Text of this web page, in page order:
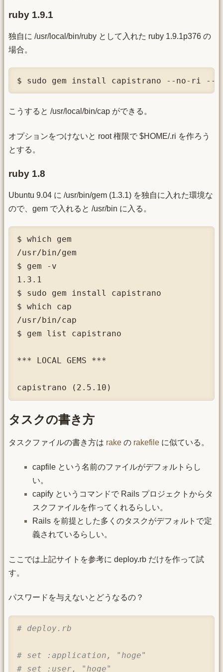
ruby 1.9.1
独自に /usr/local/bin/ruby として入れた ruby 1.9.1p376 の
場合。
$ sudo gem install capistrano --no-ri --
こうすると /usr/local/bin/cap ができる。
オプションをつけないと root 権限で $HOME/.ri を作ろう
とする。
ruby 1.8
Ubuntu 9.04 に /usr/bin/gem (1.3.1) を独自に入れた環境な
ので、gem で入れると /usr/bin に入る。
$ which gem
/usr/bin/gem
$ gem -v
1.3.1
$ sudo gem install capistrano
$ which cap
/usr/bin/cap
$ gem list capistrano
*** LOCAL GEMS ***
capistrano (2.5.10)
タスクの書き方
タスクファイルの書き方は rake の rakefile に似ている。
capfile という名前のファイルがデフォルトらし
い。
capify というコマンドで Rails プロジェクトからタ
スクファイルを作ってくれるらしい。
Rails を前提とした多くのタスクがデフォルトで定
義されているらしい。
ここでは上記サイトを参考に deploy.rb だけを作って試
す。
パスワードを与えないとどうなるの？
# deploy.rb
# set :application, "hoge"
# set :user, "hoge"